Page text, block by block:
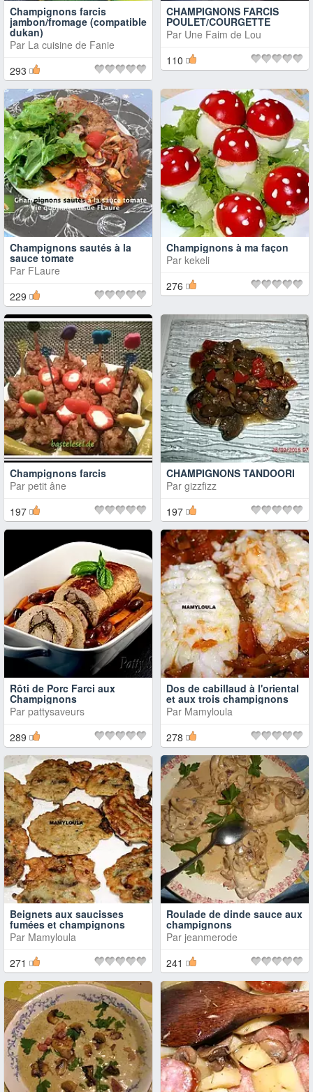
Champignons farcis
jambon/fromage (compatible
dukan)
Par La cuisine de Fanie
293
CHAMPIGNONS FARCIS
POULET/COURGETTE
Par Une Faim de Lou
110
Champignons sautés à la
sauce tomate
Par FLaure
229
Champignons à ma façon
Par kekeli
276
Champignons farcis
Par petit âne
197
CHAMPIGNONS TANDOORI
Par gizzfizz
197
Rôti de Porc Farci aux
Champignons
Par pattysaveurs
289
Dos de cabillaud à l'oriental
et aux trois champignons
Par Mamyloula
278
Beignets aux saucisses
fumées et champignons
Par Mamyloula
271
Roulade de dinde sauce aux
champignons
Par jeanmerode
241